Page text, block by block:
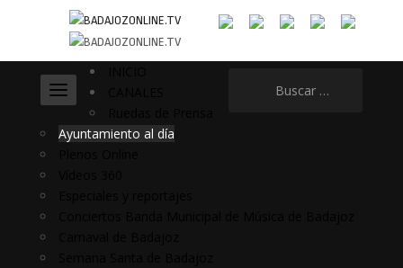
Ayuntamiento al día